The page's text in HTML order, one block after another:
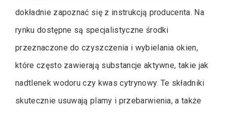
dokładnie zapoznać się z instrukcją producenta. Na
rynku dostępne są specjalistyczne środki
przeznaczone do czyszczenia i wybielania okien,
które często zawierają substancje aktywne, takie jak
nadtlenek wodoru czy kwas cytrynowy. Te składniki
skutecznie usuwają plamy i przebarwienia, a także